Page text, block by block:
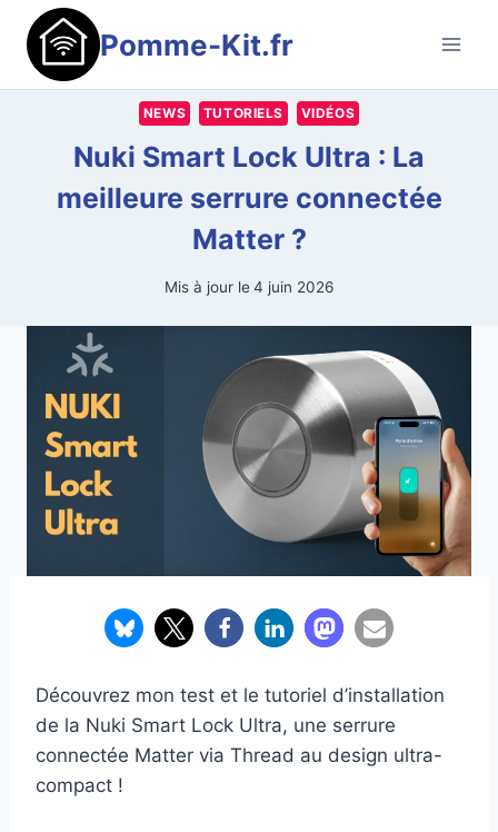
Aller
contenu
Pomme-Kit.fr
NEWS TUTORIELS VIDÉOS
Nuki Smart Lock Ultra : La
meilleure serrure connectée
Matter ?
Mis à jour le4 juin 2026
Découvrez mon test et le tutoriel d’installation
de la Nuki Smart Lock Ultra, une serrure
connectée Matter via Thread au design ultra-
compact !